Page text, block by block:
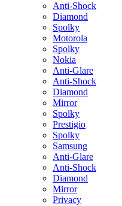
Anti-Shock
Diamond
Spolky
Motorola
Spolky
Nokia
Anti-Glare
Anti-Shock
Diamond
Mirror
Spolky
Prestigio
Spolky
Samsung
Anti-Glare
Anti-Shock
Diamond
Mirror
Privacy